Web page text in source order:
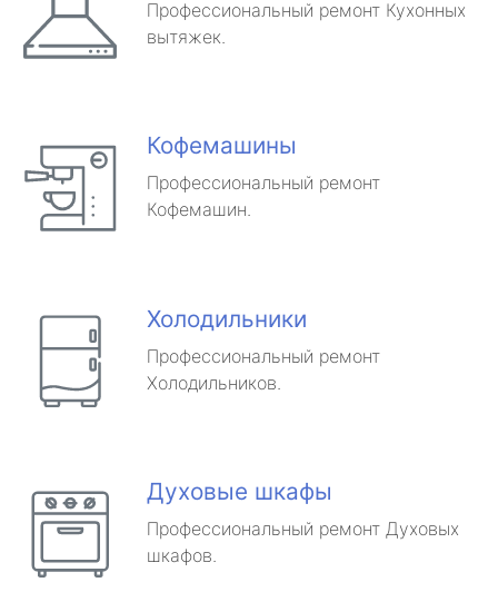
Профессиональный ремонт Кухонных
вытяжек.
Кофемашины
Профессиональный ремонт
Кофемашин.
Холодильники
Профессиональный ремонт
Холодильников.
Духовые шкафы
Профессиональный ремонт Духовых
шкафов.